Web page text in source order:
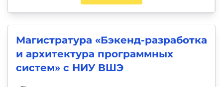
Магистратура «Бэкенд-разработка
и архитектура программных
систем» с НИУ ВШЭ